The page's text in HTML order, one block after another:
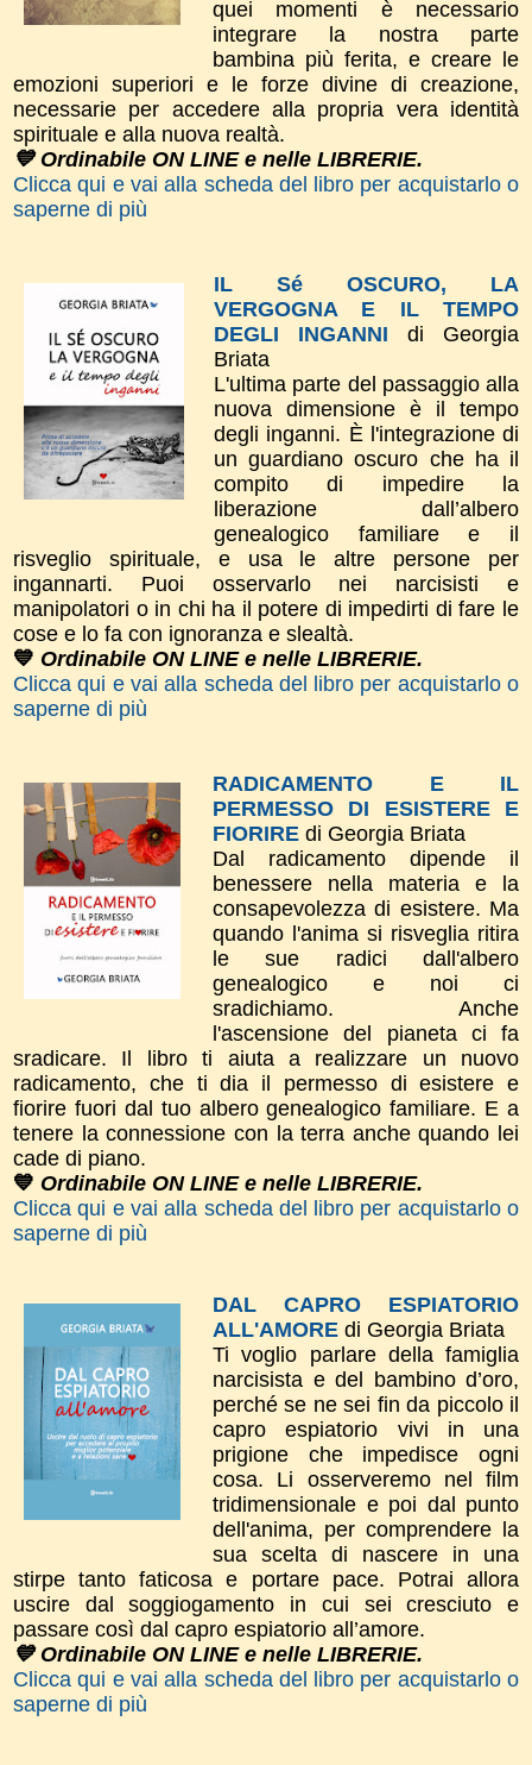
quei momenti è necessario
integrare la nostra parte
bambina più ferita, e creare le
emozioni superiori e le forze divine di creazione,
necessarie per accedere alla propria vera identità
spirituale e alla nuova realtà.
💙 Ordinabile ON LINE e nelle LIBRERIE.
Clicca qui e vai alla scheda del libro per acquistarlo o
saperne di più
IL Sé OSCURO, LA
VERGOGNA E IL TEMPO
DEGLI INGANNI di Georgia
Briata
L'ultima parte del passaggio alla
nuova dimensione è il tempo
degli inganni. È l'integrazione di
un guardiano oscuro che ha il
compito di impedire la
liberazione dall’albero
genealogico familiare e il
risveglio spirituale, e usa le altre persone per
ingannarti. Puoi osservarlo nei narcisisti e
manipolatori o in chi ha il potere di impedirti di fare le
cose e lo fa con ignoranza e slealtà.
💙 Ordinabile ON LINE e nelle LIBRERIE.
Clicca qui e vai alla scheda del libro per acquistarlo o
saperne di più
RADICAMENTO E IL
PERMESSO DI ESISTERE E
FIORIRE di Georgia Briata
Dal radicamento dipende il
benessere nella materia e la
consapevolezza di esistere. Ma
quando l'anima si risveglia ritira
le sue radici dall'albero
genealogico e noi ci
sradichiamo. Anche
l'ascensione del pianeta ci fa
sradicare. Il libro ti aiuta a realizzare un nuovo
radicamento, che ti dia il permesso di esistere e
fiorire fuori dal tuo albero genealogico familiare. E a
tenere la connessione con la terra anche quando lei
cade di piano.
💙 Ordinabile ON LINE e nelle LIBRERIE.
Clicca qui e vai alla scheda del libro per acquistarlo o
saperne di più
DAL CAPRO ESPIATORIO
ALL'AMORE di Georgia Briata
Ti voglio parlare della famiglia
narcisista e del bambino d’oro,
perché se ne sei fin da piccolo il
capro espiatorio vivi in una
prigione che impedisce ogni
cosa. Li osserveremo nel film
tridimensionale e poi dal punto
dell'anima, per comprendere la
sua scelta di nascere in una
stirpe tanto faticosa e portare pace. Potrai allora
uscire dal soggiogamento in cui sei cresciuto e
passare così dal capro espiatorio all’amore.
💙 Ordinabile ON LINE e nelle LIBRERIE.
Clicca qui e vai alla scheda del libro per acquistarlo o
saperne di più